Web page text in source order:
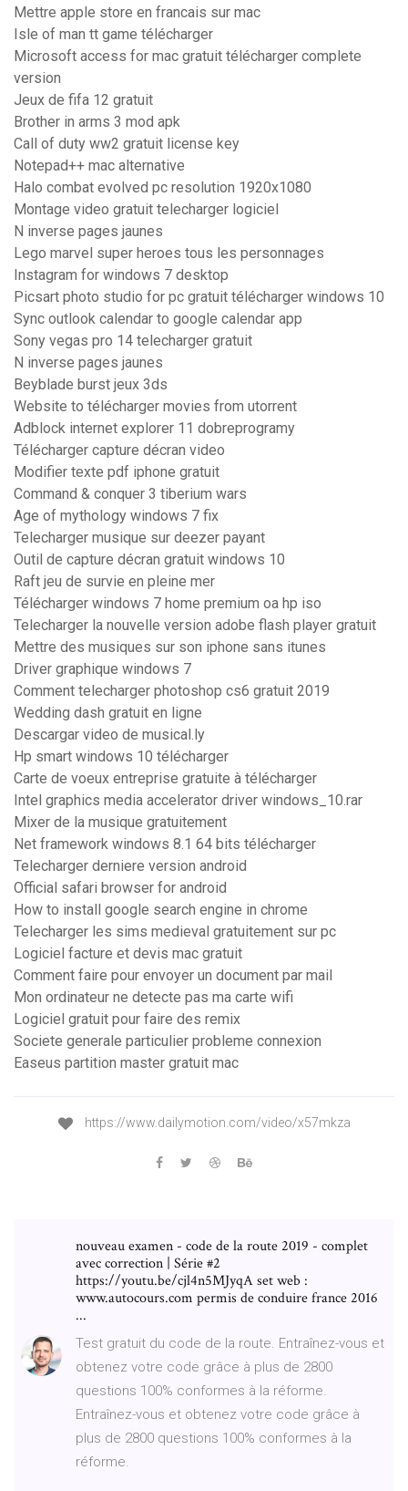
Mettre apple store en francais sur mac
Isle of man tt game télécharger
Microsoft access for mac gratuit télécharger complete
version
Jeux de fifa 12 gratuit
Brother in arms 3 mod apk
Call of duty ww2 gratuit license key
Notepad++ mac alternative
Halo combat evolved pc resolution 1920x1080
Montage video gratuit telecharger logiciel
N inverse pages jaunes
Lego marvel super heroes tous les personnages
Instagram for windows 7 desktop
Picsart photo studio for pc gratuit télécharger windows 10
Sync outlook calendar to google calendar app
Sony vegas pro 14 telecharger gratuit
N inverse pages jaunes
Beyblade burst jeux 3ds
Website to télécharger movies from utorrent
Adblock internet explorer 11 dobreprogramy
Télécharger capture décran video
Modifier texte pdf iphone gratuit
Command & conquer 3 tiberium wars
Age of mythology windows 7 fix
Telecharger musique sur deezer payant
Outil de capture décran gratuit windows 10
Raft jeu de survie en pleine mer
Télécharger windows 7 home premium oa hp iso
Telecharger la nouvelle version adobe flash player gratuit
Mettre des musiques sur son iphone sans itunes
Driver graphique windows 7
Comment telecharger photoshop cs6 gratuit 2019
Wedding dash gratuit en ligne
Descargar video de musical.ly
Hp smart windows 10 télécharger
Carte de voeux entreprise gratuite à télécharger
Intel graphics media accelerator driver windows_10.rar
Mixer de la musique gratuitement
Net framework windows 8.1 64 bits télécharger
Telecharger derniere version android
Official safari browser for android
How to install google search engine in chrome
Telecharger les sims medieval gratuitement sur pc
Logiciel facture et devis mac gratuit
Comment faire pour envoyer un document par mail
Mon ordinateur ne detecte pas ma carte wifi
Logiciel gratuit pour faire des remix
Societe generale particulier probleme connexion
Easeus partition master gratuit mac
https://www.dailymotion.com/video/x57mkza
nouveau examen - code de la route 2019 - complet
avec correction | Série #2
https://youtu.be/cjl4n5MJyqA set web :
www.autocours.com permis de conduire france 2016
...
Test gratuit du code de la route. Entraînez-vous et
obtenez votre code grâce à plus de 2800
questions 100% conformes à la réforme.
Entraînez-vous et obtenez votre code grâce à
plus de 2800 questions 100% conformes à la
réforme.